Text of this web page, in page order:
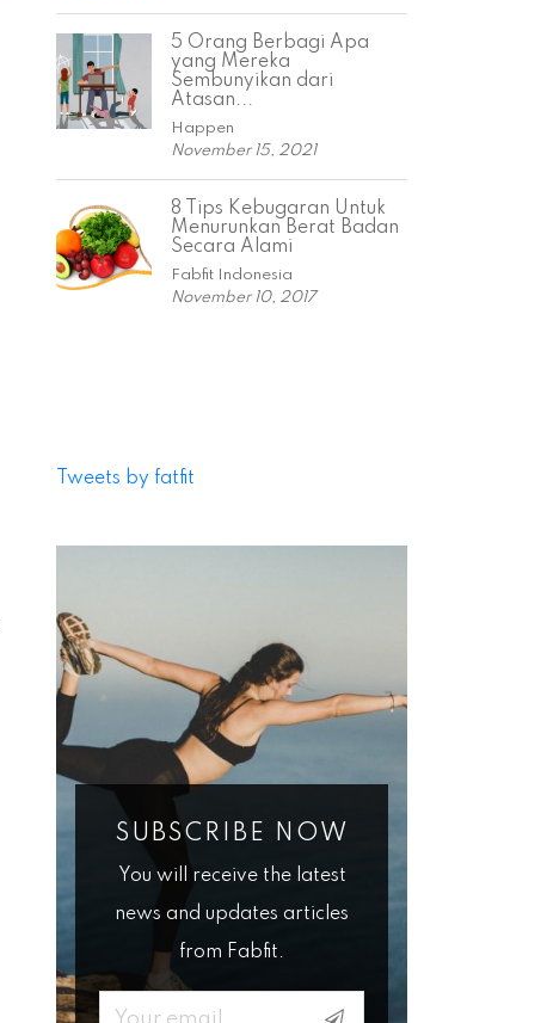
5 Orang Berbagi Apa
yang Mereka
Sembunyikan dari
Atasan...
Happen
November 15, 2021
8 Tips Kebugaran Untuk
Menurunkan Berat Badan
Secara Alami
Fabfit Indonesia
November 10, 2017
Tweets by fatfit
SUBSCRIBE NOW
You will receive the latest
news and updates articles
from Fabfit.
Email